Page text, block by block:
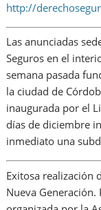
http://
Las anunciadas
Seguros en el
semana pasada
la ciudad de
inaugurada por el
días de diciembre
inmediato una
Exitosa realización
Nueva Generación.